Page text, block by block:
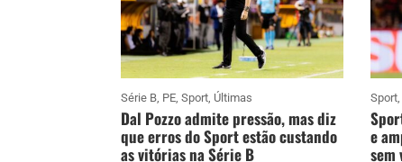
Série B, PE,Sport, Últimas
Dal Pozzo admite pressão, mas diz
que erros do Sport estão custando
as vitórias na Série B
Sport,
e
sem